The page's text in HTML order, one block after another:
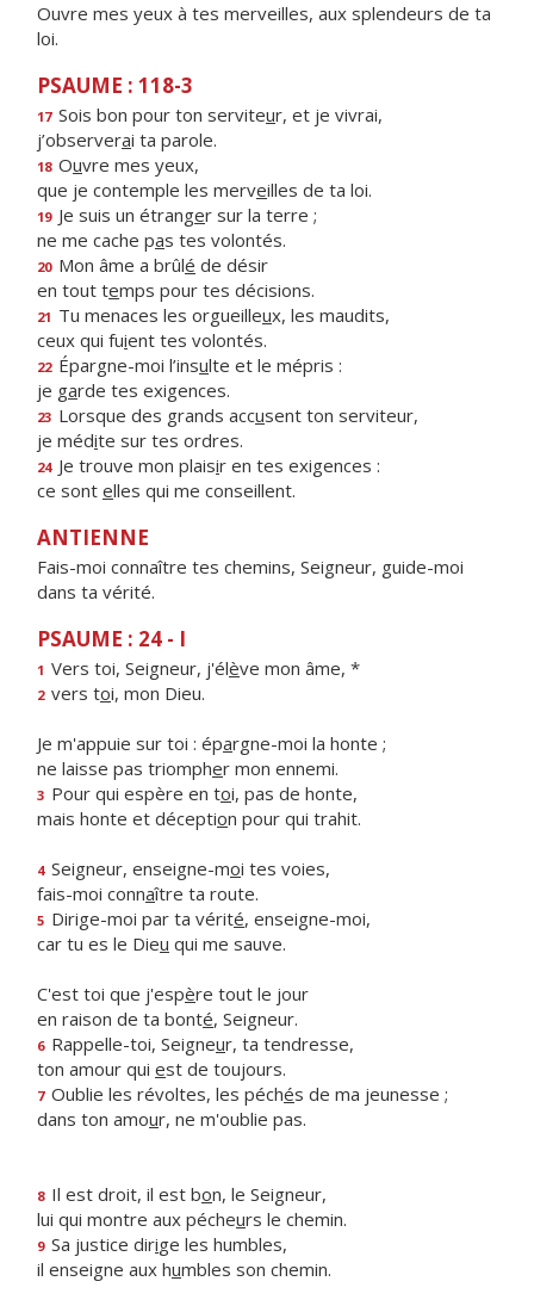
Ouvre mes yeux à tes merveilles, aux splendeurs de ta
loi.
PSAUME : 118-3
17 Sois bon pour ton serviteur, et je vivrai,
j’observerai ta parole.
18 Ouvre mes yeux,
que je contemple les merveilles de ta loi.
19 Je suis un étranger sur la terre ;
ne me cache pas tes volontés.
20 Mon âme a brûlé de désir
en tout temps pour tes décisions.
21 Tu menaces les orgueilleux, les maudits,
ceux qui fuient tes volontés.
22 Épargne-moi l’insulte et le mépris :
je garde tes exigences.
23 Lorsque des grands accusent ton serviteur,
je médite sur tes ordres.
24 Je trouve mon plaisir en tes exigences :
ce sont elles qui me conseillent.
ANTIENNE
Fais-moi connaître tes chemins, Seigneur, guide-moi
dans ta vérité.
PSAUME : 24 - I
1 Vers toi, Seigneur, j'élève mon âme, *
2 vers toi, mon Dieu.
Je m'appuie sur toi : épargne-moi la honte ;
ne laisse pas triompher mon ennemi.
3 Pour qui espère en toi, pas de honte,
mais honte et déception pour qui trahit.
4 Seigneur, enseigne-moi tes voies,
fais-moi connaître ta route.
5 Dirige-moi par ta vérité, enseigne-moi,
car tu es le Dieu qui me sauve.
C'est toi que j'espère tout le jour
en raison de ta bonté, Seigneur.
6 Rappelle-toi, Seigneur, ta tendresse,
ton amour qui est de toujours.
7 Oublie les révoltes, les péchés de ma jeunesse ;
dans ton amour, ne m'oublie pas.
8 Il est droit, il est bon, le Seigneur,
lui qui montre aux pécheurs le chemin.
9 Sa justice dirige les humbles,
il enseigne aux humbles son chemin.